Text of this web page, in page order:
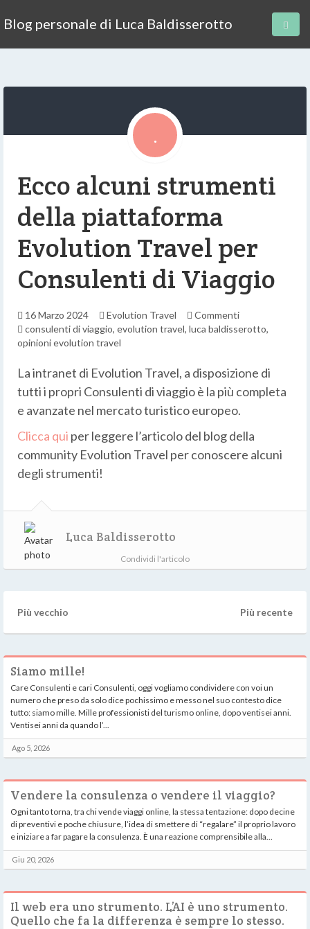
Blog personale di Luca Baldisserotto
Ecco alcuni strumenti
della piattaforma
Evolution Travel per
Consulenti di Viaggio
16 Marzo 2024 Evolution Travel
Commenti
consulenti di viaggio, evolution travel, luca baldisserotto,
opinioni evolution travel
La intranet di Evolution Travel, a disposizione di
tutti i propri Consulenti di viaggio è la più completa
e avanzate nel mercato turistico europeo.
Clicca qui per leggere l’articolo del blog della
community Evolution Travel per conoscere alcuni
degli strumenti!
Luca Baldisserotto
Condividi l'articolo
Più vecchio Più recente
Siamo mille!
Care Consulenti e cari Consulenti, oggi vogliamo condividere con voi un
numero che preso da solo dice pochissimo e messo nel suo contesto dice
tutto: siamo mille. Mille professionisti del turismo online, dopo ventisei anni.
Ventisei anni da quando l’...
Ago 5, 2026
Vendere la consulenza o vendere il viaggio?
Ogni tanto torna, tra chi vende viaggi online, la stessa tentazione: dopo decine
di preventivi e poche chiusure, l’idea di smettere di “regalare” il proprio lavoro
e iniziare a far pagare la consulenza. È una reazione comprensibile alla...
Giu 20, 2026
Il web era uno strumento. L’AI è uno strumento.
Quello che fa la differenza è sempre lo stesso.